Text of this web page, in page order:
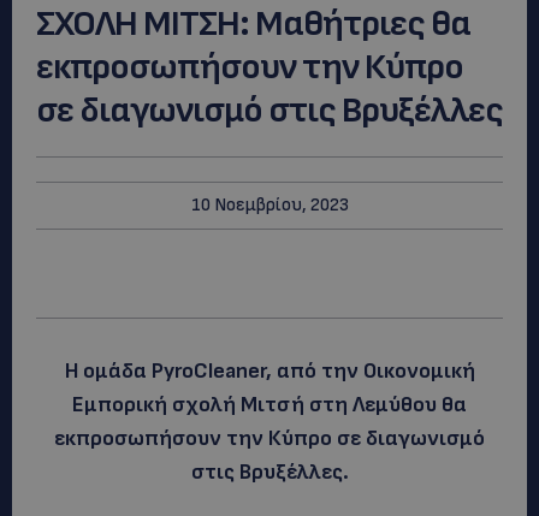
ΣΧΟΛΗ ΜΙΤΣΗ: Μαθήτριες θα
εκπροσωπήσουν την Κύπρο
σε διαγωνισμό στις Βρυξέλλες
10 Νοεμβρίου, 2023
Η ομάδα PyroCleaner, από την Οικονομική
Εμπορική σχολή Μιτσή στη Λεμύθου θα
εκπροσωπήσουν την Κύπρο σε διαγωνισμό
στις Βρυξέλλες.